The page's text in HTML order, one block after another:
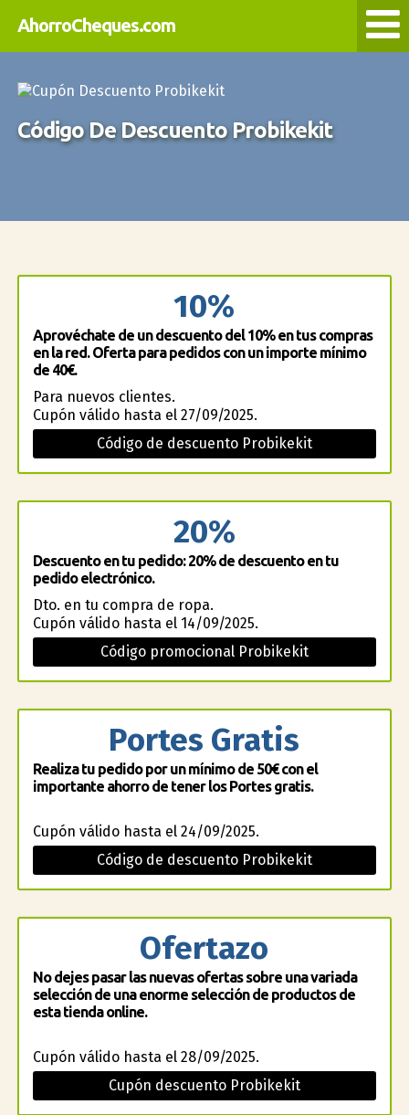
AhorroCheques.com
Código De Descuento Probikekit
10%
Aprovéchate de un descuento del 10% en tus compras
en la red. Oferta para pedidos con un importe mínimo
de 40€.
Para nuevos clientes.
Cupón válido hasta el 27/09/2025.
Código de descuento Probikekit
20%
Descuento en tu pedido: 20% de descuento en tu
pedido electrónico.
Dto. en tu compra de ropa.
Cupón válido hasta el 14/09/2025.
Código promocional Probikekit
Portes Gratis
Realiza tu pedido por un mínimo de 50€ con el
importante ahorro de tener los Portes gratis.
Cupón válido hasta el 24/09/2025.
Código de descuento Probikekit
Ofertazo
No dejes pasar las nuevas ofertas sobre una variada
selección de una enorme selección de productos de
esta tienda online.
Cupón válido hasta el 28/09/2025.
Cupón descuento Probikekit